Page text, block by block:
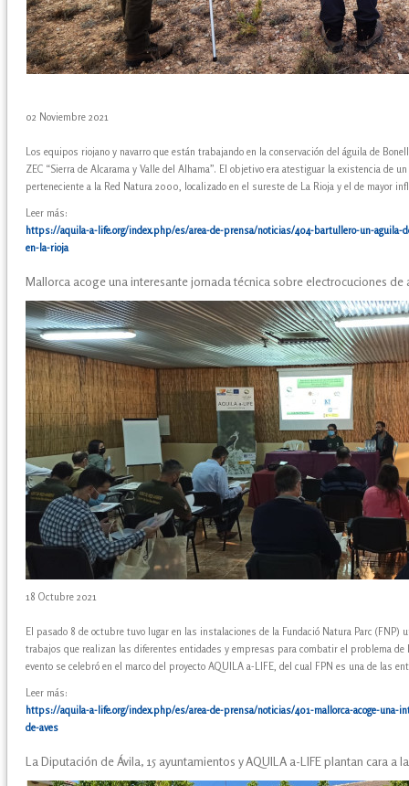
02 Noviembre 2021
Los equipos riojano y navarro que están trabajando en la conservación del águila de
ZEC “Sierra de Alcarama y Valle del Alhama”. El objetivo era atestiguar la existencia de
perteneciente a la Red Natura 2000, localizado en el sureste de La Rioja y el de mayor
Leer más:
https://aquila-a-life.org/index.php/es/area-de-prensa/noticias/404-bartullero-un-aguila-
en-la-rioja
Mallorca acoge una interesante jornada técnica sobre electrocuciones de
18 Octubre 2021
El pasado 8 de octubre tuvo lugar en las instalaciones de la Fundació Natura Parc (FNP)
trabajos que realizan las diferentes entidades y empresas para combatir el problema de
evento se celebró en el marco del proyecto AQUILA a-LIFE, del cual FPN es una de las
Leer más:
https://aquila-a-life.org/index.php/es/area-de-prensa/noticias/401-mallorca-acoge-una-
de-aves
La Diputación de Ávila, 15 ayuntamientos y AQUILA a-LIFE plantan cara a